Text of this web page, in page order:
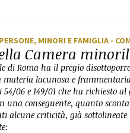
MINORI E FAMIGLIA -
Camera
di Roma ha il pregio
lacunosa e
06 e 149/01 che ha richiesto
una conseguente, quanto
alcune criticità, già